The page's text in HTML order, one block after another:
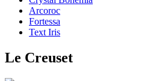
Arcoroc
Fortessa
Text Iris
Le Creuset